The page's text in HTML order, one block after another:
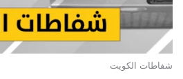
الكويت